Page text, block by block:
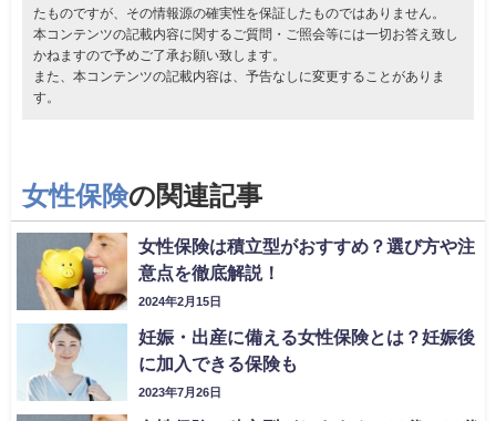
たものですが、その情報源の確実性を保証したものではありません。
本コンテンツの記載内容に関するご質問・ご照会等には一切お答え致し
かねますので予めご了承お願い致します。
また、本コンテンツの記載内容は、予告なしに変更することがありま
す。
女性保険の関連記事
女性保険は積立型がおすすめ？選び方や注
意点を徹底解説！
2024年2月15日
妊娠・出産に備える女性保険とは？妊娠後
に加入できる保険も
2023年7月26日